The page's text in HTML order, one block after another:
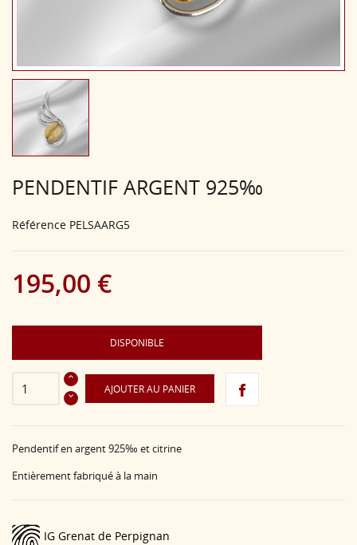
PENDENTIF ARGENT 925‰
Référence PELSAARG5
195,00 €
DISPONIBLE
AJOUTER AU PANIER
Pendentif en argent 925‰ et citrine
Entièrement fabriqué à la main
IG Grenat de Perpignan